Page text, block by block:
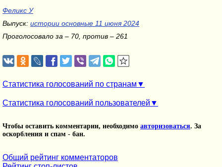
Феликс У
Выпуск: истории основные 11 июня 2024
Проголосовало за – 70, против – 261
Статистика голосований по странам
Статистика голосований пользователей
Чтобы оставить комментарии, необходимо авторизоваться. За
оскорбления и спам - бан.
Общий рейтинг комментаторов